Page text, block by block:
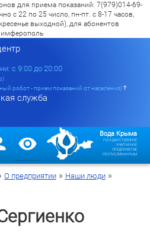
для приема показаний: 7(979)014-69-
с 22 по 25 число, пн-пт. с 8-17 часов,
выходной), для абонентов
с 9:00 до 20:00
робот - прием показаний от населения)?
служба
Вода Крыма
ГОСУДАРСТВЕННОЕ
УНИТАРНОЕ
ПРЕДПРИЯТИЕ
РЕСПУБЛИКИ КРЫМ
О предприятии» Наши люди»